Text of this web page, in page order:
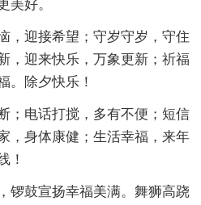
美好。
，迎接希望；守岁守岁，守住
，迎来快乐，万象更新；祈福
。除夕快乐！
；电话打搅，多有不便；短信
，身体康健；生活幸福，来年
！
锣鼓宣扬幸福美满。舞狮高跷